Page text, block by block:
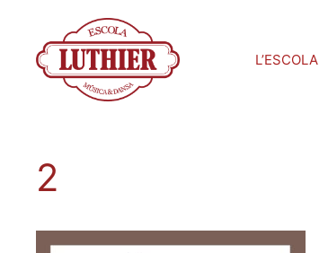
L’ESCOLA
2